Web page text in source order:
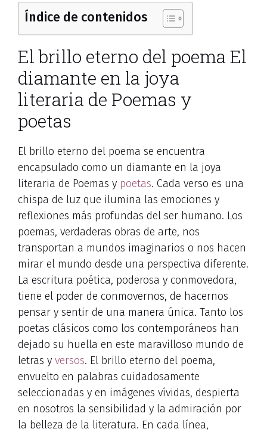
Índice de contenidos
El brillo eterno del poema El
diamante en la joya
literaria de Poemas y
poetas
El brillo eterno del poema se encuentra
encapsulado como un diamante en la joya
literaria de Poemas y poetas. Cada verso es una
chispa de luz que ilumina las emociones y
reflexiones más profundas del ser humano. Los
poemas, verdaderas obras de arte, nos
transportan a mundos imaginarios o nos hacen
mirar el mundo desde una perspectiva diferente.
La escritura poética, poderosa y conmovedora,
tiene el poder de conmovernos, de hacernos
pensar y sentir de una manera única. Tanto los
poetas clásicos como los contemporáneos han
dejado su huella en este maravilloso mundo de
letras y versos. El brillo eterno del poema,
envuelto en palabras cuidadosamente
seleccionadas y en imágenes vívidas, despierta
en nosotros la sensibilidad y la admiración por
la belleza de la literatura. En cada línea,